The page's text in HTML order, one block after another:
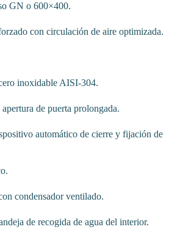
GN o 600×400.
con circulación de aire optimizada.
inoxidable AISI-304.
de puerta prolongada.
automático de cierre y fijación de
condensador ventilado.
de recogida de agua del interior.